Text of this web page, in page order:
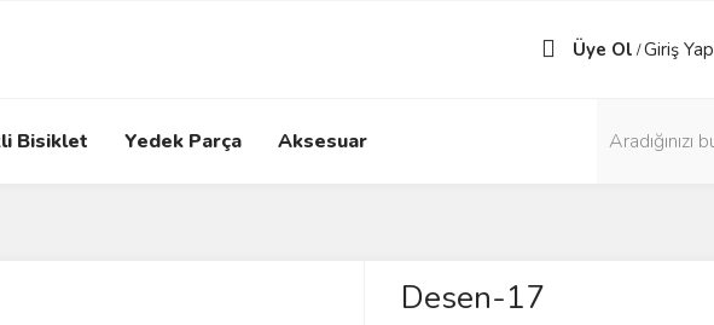
Üye Ol /Giriş Yap
Bisiklet Yedek Parça Aksesuar
Desen-17